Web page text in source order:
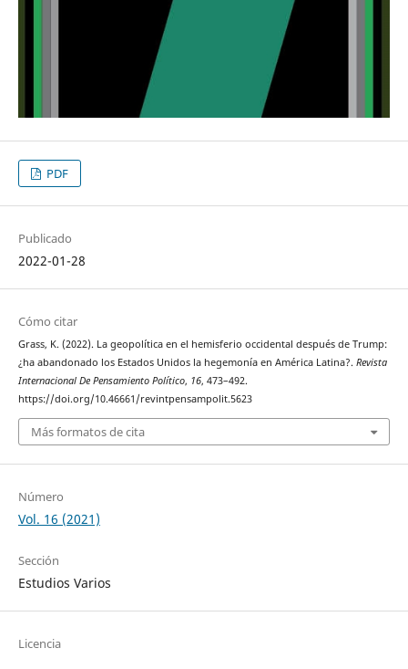
PDF
Publicado
2022-01-28
Cómo citar
Grass, K. (2022). La geopolítica en el hemisferio occidental después de Trump:
¿ha abandonado los Estados Unidos la hegemonía en América Latina?. Revista
Internacional De Pensamiento Político, 16, 473–492.
https://doi.org/10.46661/revintpensampolit.5623
Más formatos de cita
Número
Vol. 16 (2021)
Sección
Estudios Varios
Licencia